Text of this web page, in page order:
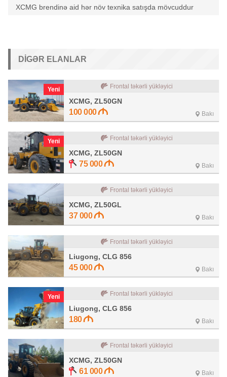
XCMG brendinə aid hər növ texnika satışda mövcuddur
DIGƏR ELANLAR
Yeni Frontal təkərli yükləyici
XCMG, ZL50GN
100 000 Bakı
Yeni Frontal təkərli yükləyici
XCMG, ZL50GN
75 000 Bakı
Frontal təkərli yükləyici
XCMG, ZL50GL
37 000 Bakı
Frontal təkərli yükləyici
Liugong, CLG 856
45 000 Bakı
Yeni Frontal təkərli yükləyici
Liugong, CLG 856
180 Bakı
Frontal təkərli yükləyici
XCMG, ZL50GN
61 000 Bakı